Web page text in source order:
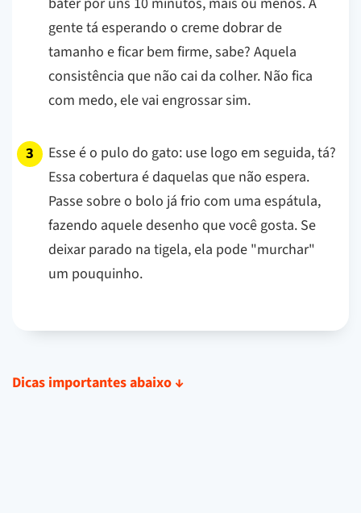
gente tá esperando o creme dobrar de
tamanho e ficar bem firme, sabe? Aquela
consistência que não cai da colher. Não fica
com medo, ele vai engrossar sim.
Esse é o pulo do gato: use logo em seguida, tá?
Essa cobertura é daquelas que não espera.
Passe sobre o bolo já frio com uma espátula,
fazendo aquele desenho que você gosta. Se
deixar parado na tigela, ela pode "murchar"
um pouquinho.
Dicas importantes abaixo ↓